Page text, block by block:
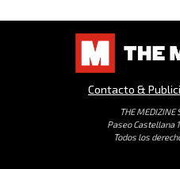
Contacto &
THE
Paseo Castellana
Todos los